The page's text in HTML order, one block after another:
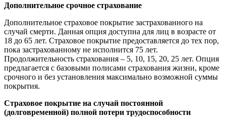
Дополнительное срочное страхование
Дополнительное страховое покрытие застрахованного на
случай смерти. Данная опция доступна для лиц в возрасте от
18 до 65 лет. Страховое покрытие предоставляется до тех пор,
пока застрахованному не исполнится 75 лет.
Продолжительность страхования – 5, 10, 15, 20, 25 лет. Опция
предлагается с базовыми полисами страхования жизни, кроме
срочного и без установления максимально возможной суммы
покрытия.
Страховое покрытие на случай постоянной
(долговременной) полной потери трудоспособности